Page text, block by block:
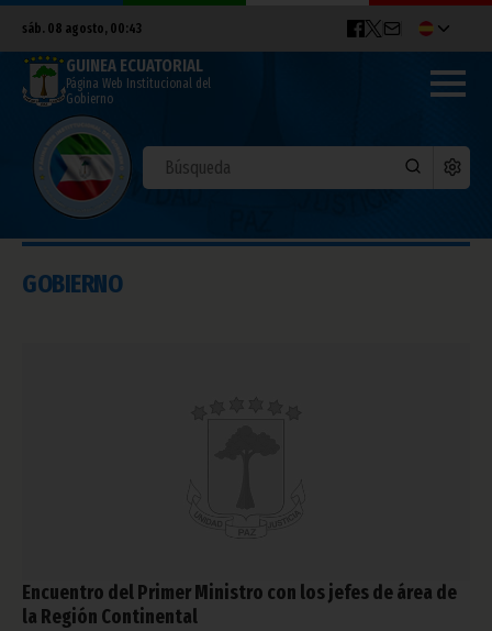
sáb. 08 agosto, 00:43
GUINEA ECUATORIAL
Página Web Institucional del
Gobierno
GOBIERNO
Encuentro del Primer Ministro con los jefes de área de
la Región Continental